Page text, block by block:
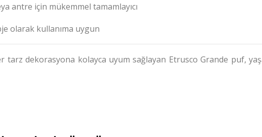
antre için mükemmel tamamlayıcı
olarak kullanıma uygun
dekorasyona kolayca uyum sağlayan Etrusco Grande puf,